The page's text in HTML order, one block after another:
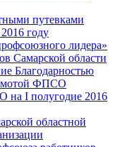
путевками
году
лидера»
Самарской области
Благодарностью
ФПСО
I полугодие 2016
областной